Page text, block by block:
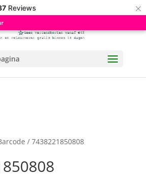
Reviews ×
/ 7438221850808